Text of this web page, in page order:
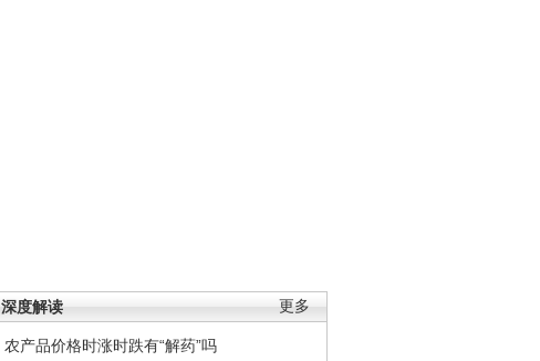
更多
深度解读
农产品价格时涨时跌有“解药”吗